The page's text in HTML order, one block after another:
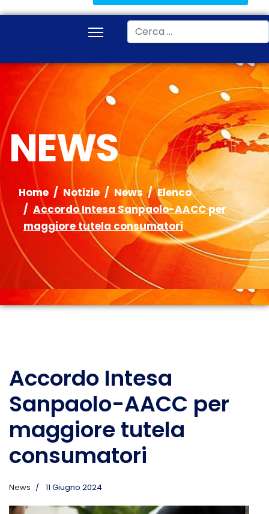
Cerca
NEWS
Home Notizie News
Elenco
Accordo Intesa Sanpaolo-AACC per
maggiore tutela consumatori
Accordo Intesa
Sanpaolo-AACC per
maggiore tutela
consumatori
News 11 Giugno 2024